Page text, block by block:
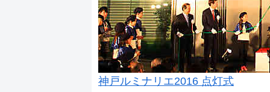
神戸ルミナリエ2016 点灯式